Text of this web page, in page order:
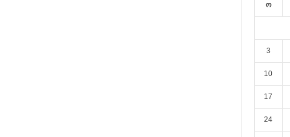
ო
3
10
17
24